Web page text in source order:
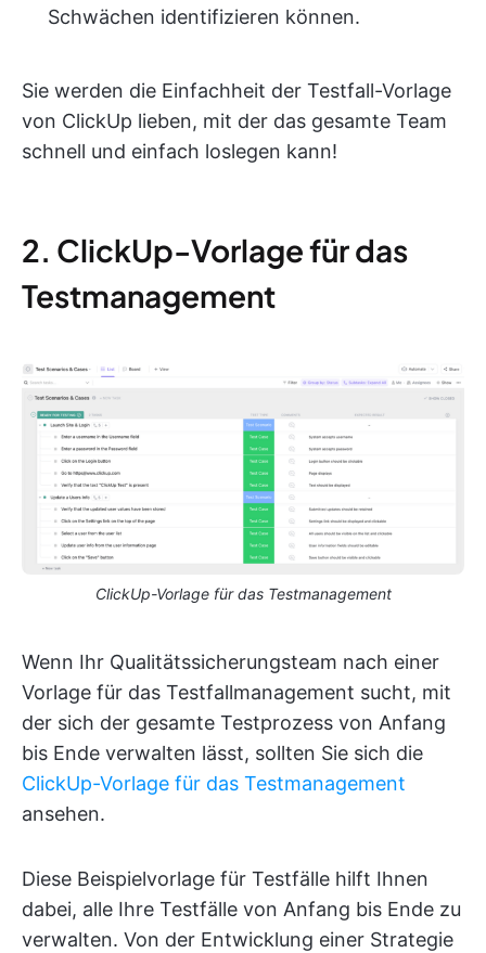
Schwächen identifizieren können.
Sie werden die Einfachheit der Testfall-Vorlage
von ClickUp lieben, mit der das gesamte Team
schnell und einfach loslegen kann!
2. ClickUp-Vorlage für das
Testmanagement
ClickUp-Vorlage für das Testmanagement
Wenn Ihr Qualitätssicherungsteam nach einer
Vorlage für das Testfallmanagement sucht, mit
der sich der gesamte Testprozess von Anfang
bis Ende verwalten lässt, sollten Sie sich die
ClickUp-Vorlage für das Testmanagement
ansehen.
Diese Beispielvorlage für Testfälle hilft Ihnen
dabei, alle Ihre Testfälle von Anfang bis Ende zu
verwalten. Von der Entwicklung einer Strategie